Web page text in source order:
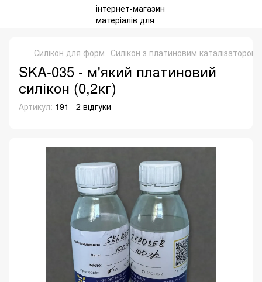
Силікон для форм Силікон з платиновим каталізатором
SKA-035 - м'який платиновий
силікон (0,2кг)
Артикул: 191 2 відгуки